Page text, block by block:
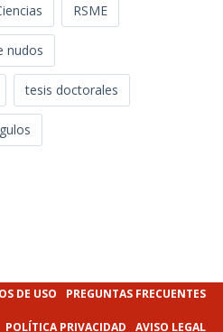
RSME
nudos
tesis doctorales
DE USO PREGUNTAS FRECUENTES
POLÍTICA PRIVACIDAD AVISO LEGAL